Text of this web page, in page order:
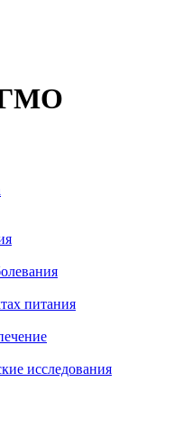
ГМО
питания
исследования